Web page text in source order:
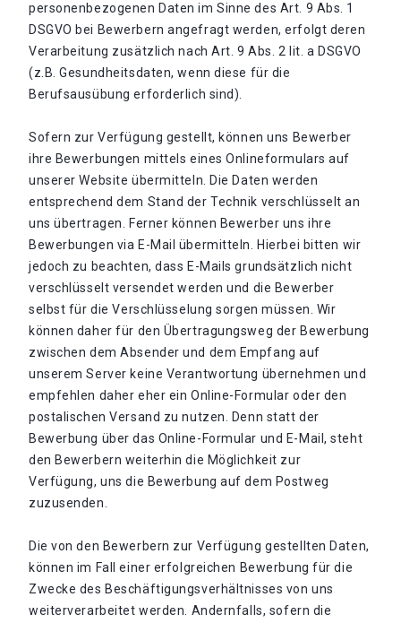
personenbezogenen Daten im Sinne des Art. 9 Abs. 1
DSGVO bei Bewerbern angefragt werden, erfolgt deren
Verarbeitung zusätzlich nach Art. 9 Abs. 2 lit. a DSGVO
(z.B. Gesundheitsdaten, wenn diese für die
Berufsausübung erforderlich sind).
Sofern zur Verfügung gestellt, können uns Bewerber
ihre Bewerbungen mittels eines Onlineformulars auf
unserer Website übermitteln. Die Daten werden
entsprechend dem Stand der Technik verschlüsselt an
uns übertragen. Ferner können Bewerber uns ihre
Bewerbungen via E-Mail übermitteln. Hierbei bitten wir
jedoch zu beachten, dass E-Mails grundsätzlich nicht
verschlüsselt versendet werden und die Bewerber
selbst für die Verschlüsselung sorgen müssen. Wir
können daher für den Übertragungsweg der Bewerbung
zwischen dem Absender und dem Empfang auf
unserem Server keine Verantwortung übernehmen und
empfehlen daher eher ein Online-Formular oder den
postalischen Versand zu nutzen. Denn statt der
Bewerbung über das Online-Formular und E-Mail, steht
den Bewerbern weiterhin die Möglichkeit zur
Verfügung, uns die Bewerbung auf dem Postweg
zuzusenden.
Die von den Bewerbern zur Verfügung gestellten Daten,
können im Fall einer erfolgreichen Bewerbung für die
Zwecke des Beschäftigungsverhältnisses von uns
weiterverarbeitet werden. Andernfalls, sofern die